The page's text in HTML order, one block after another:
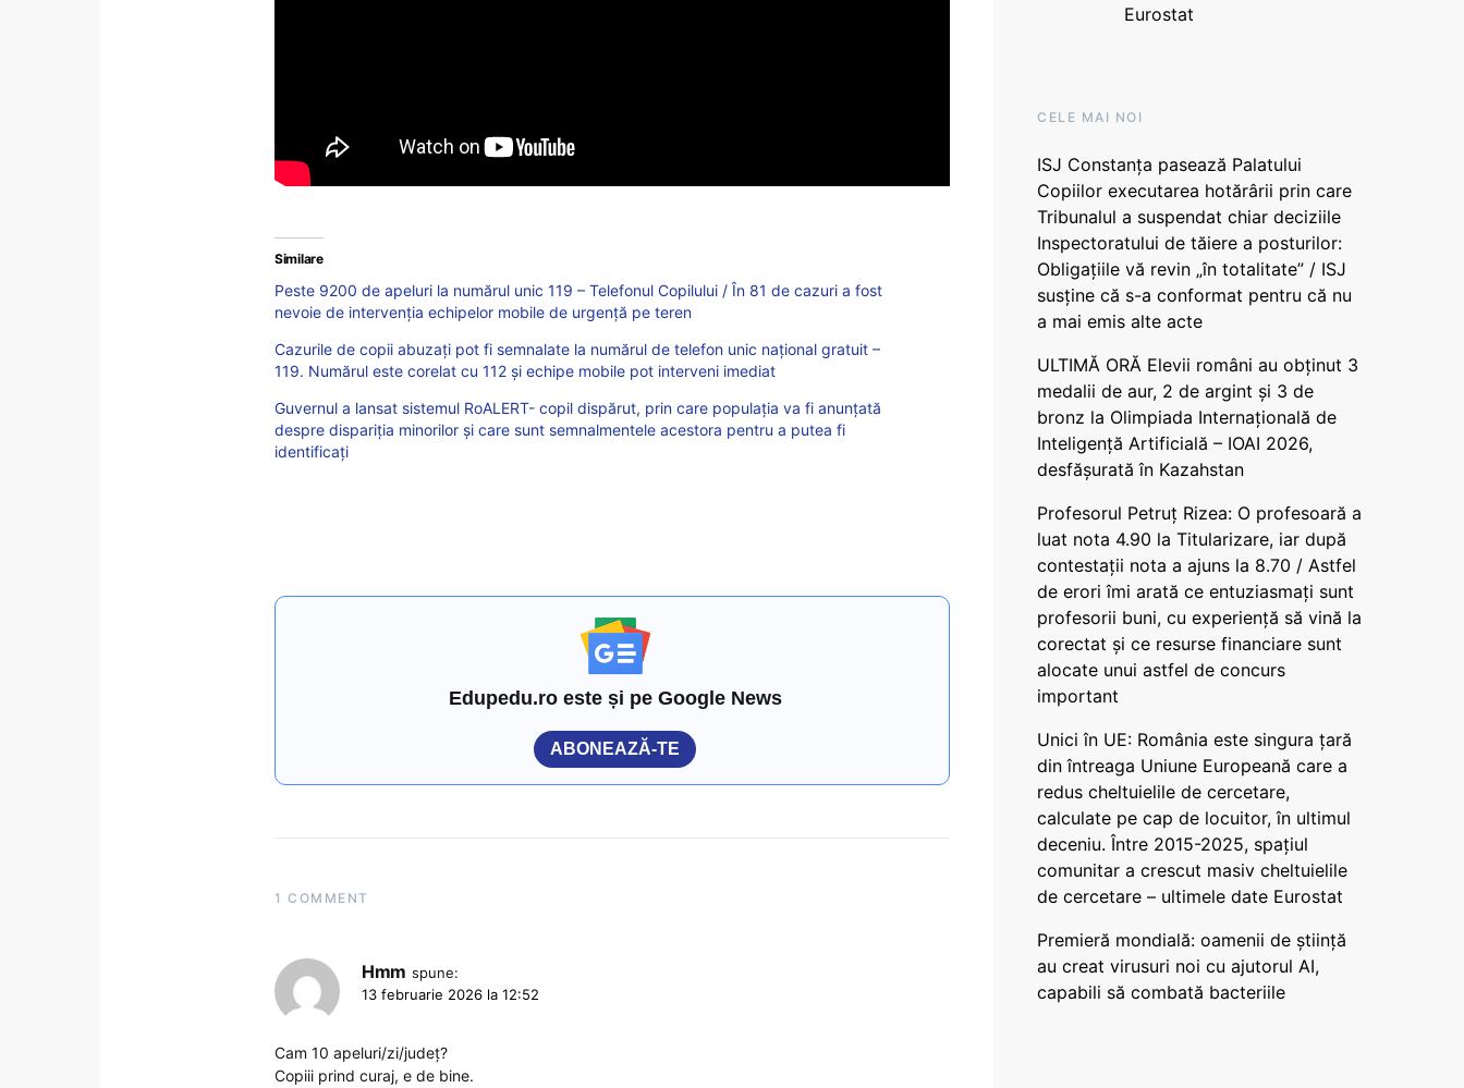
Similare
Peste 9200 de apeluri la numărul unic 119 – Telefonul Copilului / În 81 de cazuri a fost
nevoie de intervenția echipelor mobile de urgență pe teren
Cazurile de copii abuzați pot fi semnalate la numărul de telefon unic național gratuit –
119. Numărul este corelat cu 112 și echipe mobile pot interveni imediat
Guvernul a lansat sistemul RoALERT- copil dispărut, prin care populația va fi anunțată
despre dispariția minorilor și care sunt semnalmentele acestora pentru a putea fi
identificați
Edupedu.ro este și pe Google News
ABONEAZĂ-TE
1 COMMENT
Hmm spune:
13 februarie 2026 la 12:52
Cam 10 apeluri/zi/județ?
Copiii prind curaj, e de bine.
Eurostat
CELE MAI NOI
ISJ Constanța pasează Palatului
Copiilor executarea hotărârii prin care
Tribunalul a suspendat chiar deciziile
Inspectoratului de tăiere a posturilor:
Obligațiile vă revin „în totalitate” / ISJ
susține că s-a conformat pentru că nu
a mai emis alte acte
ULTIMĂ ORĂ Elevii români au obținut 3
medalii de aur, 2 de argint și 3 de
bronz la Olimpiada Internațională de
Inteligență Artificială – IOAI 2026,
desfășurată în Kazahstan
Profesorul Petruț Rizea: O profesoară a
luat nota 4.90 la Titularizare, iar după
contestații nota a ajuns la 8.70 / Astfel
de erori îmi arată ce entuziasmați sunt
profesorii buni, cu experiență să vină la
corectat și ce resurse financiare sunt
alocate unui astfel de concurs
important
Unici în UE: România este singura țară
din întreaga Uniune Europeană care a
redus cheltuielile de cercetare,
calculate pe cap de locuitor, în ultimul
deceniu. Între 2015-2025, spațiul
comunitar a crescut masiv cheltuielile
de cercetare – ultimele date Eurostat
Premieră mondială: oamenii de știință
au creat virusuri noi cu ajutorul AI,
capabili să combată bacteriile